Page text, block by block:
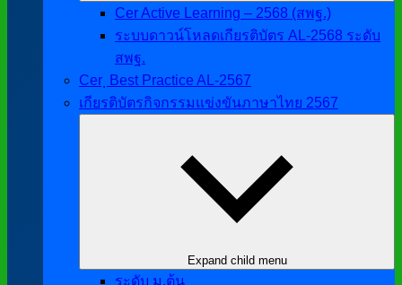
Cer Active Learning – 2568 (สพฐ.)
ระบบดาวน์โหลดเกียรติบัตร AL-2568 ระดับ
สพฐ.
Cer ฺ Best Practice AL-2567
เกียรติบัตรกิจกรรมแข่งขันภาษาไทย 2567
Expand child menu
ระดับ ม.ต้น